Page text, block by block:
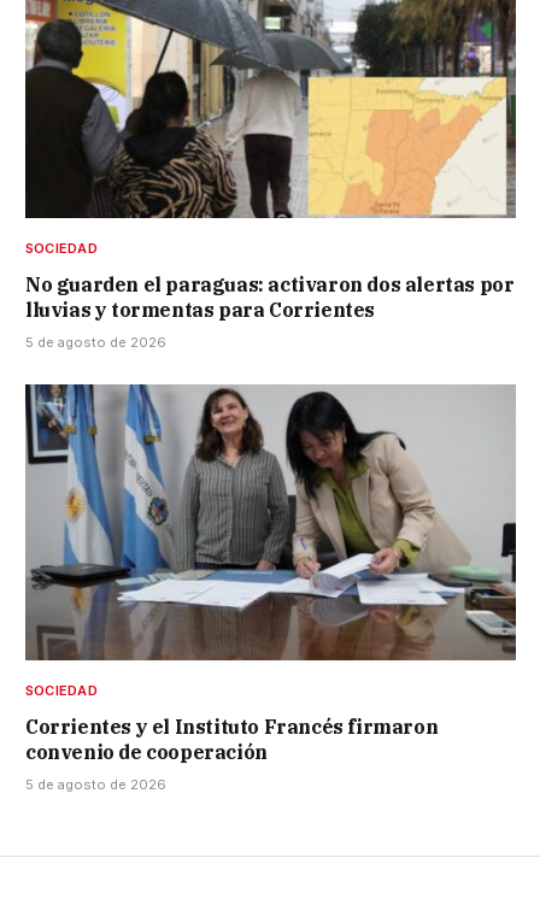
SOCIEDAD
No guarden el paraguas: activaron dos alertas por
lluvias y tormentas para Corrientes
5 de agosto de 2026
SOCIEDAD
Corrientes y el Instituto Francés firmaron
convenio de cooperación
5 de agosto de 2026